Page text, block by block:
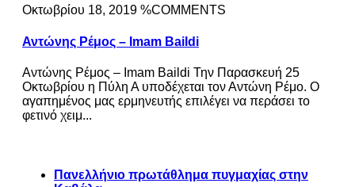
Οκτωβρίου 18, 2019 %COMMENTS
Αντώνης Ρέμος – Imam Baildi
Αντώνης Ρέμος – Imam Baildi Την Παρασκευή 25
Οκτωβρίου η Πύλη Α υποδέχεται τον Αντώνη Ρέμο. Ο
αγαπημένος μας ερμηνευτής επιλέγει να περάσει το
φετινό χειμ...
Πανελλήνιο πρωτάθλημα πυγμαχίας στην